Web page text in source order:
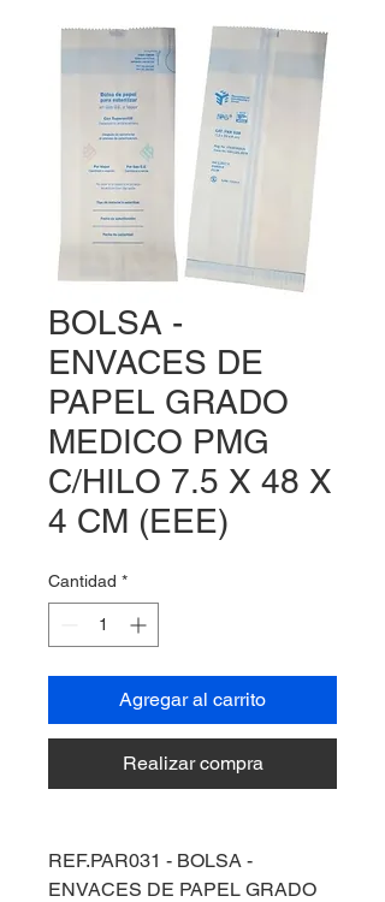
BOLSA -
ENVACES DE
PAPEL GRADO
MEDICO PMG
C/HILO 7.5 X 48 X
4 CM (EEE)
Cantidad *
Agregar al carrito
Realizar compra
REF.PAR031 - BOLSA -
ENVACES DE PAPEL GRADO